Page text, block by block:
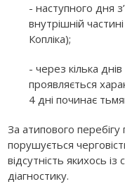
- наступного дня
внутрішній
Копліка);
- через кілька
проявляється
4 дні починає
За атипового
порушується
відсутність якихось
діагностику.